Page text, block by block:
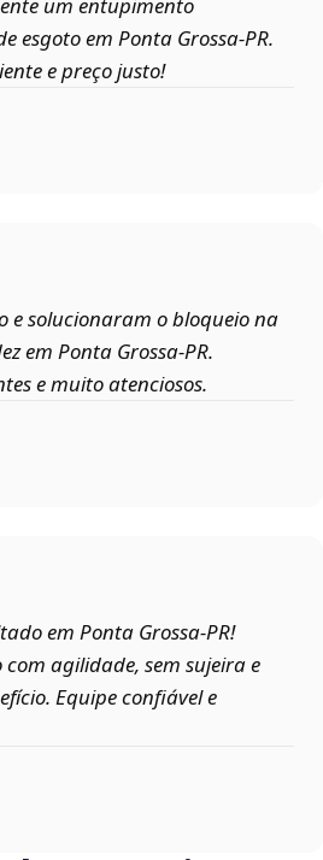
um entupimento
esgoto em Ponta Grossa‑PR.
e preço justo!
e solucionaram o bloqueio na
em Ponta Grossa‑PR.
e muito atenciosos.
em Ponta Grossa‑PR!
agilidade, sem sujeira e
Equipe confiável e